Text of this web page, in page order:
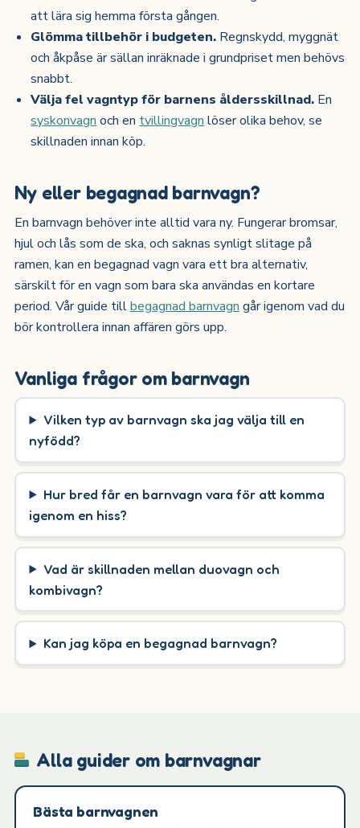
att lära sig hemma första gången.
Glömma tillbehör i budgeten. Regnskydd, myggnät
och åkpåse är sällan inräknade i grundpriset men behövs
snabbt.
Välja fel vagntyp för barnens åldersskillnad. En
syskonvagn och en tvillingvagn löser olika behov, se
skillnaden innan köp.
Ny eller begagnad barnvagn?
En barnvagn behöver inte alltid vara ny. Fungerar bromsar,
hjul och lås som de ska, och saknas synligt slitage på
ramen, kan en begagnad vagn vara ett bra alternativ,
särskilt för en vagn som bara ska användas en kortare
period. Vår guide tillbegagnad barnvagn går igenom vad du
bör kontrollera innan affären görs upp.
Vanliga frågor om barnvagn
Vilken typ av barnvagn ska jag välja till en
nyfödd?
Hur bred får en barnvagn vara för att komma
igenom en hiss?
Vad är skillnaden mellan duovagn och
kombivagn?
Kan jag köpa en begagnad barnvagn?
Alla guider om barnvagnar
Bästa barnvagnen